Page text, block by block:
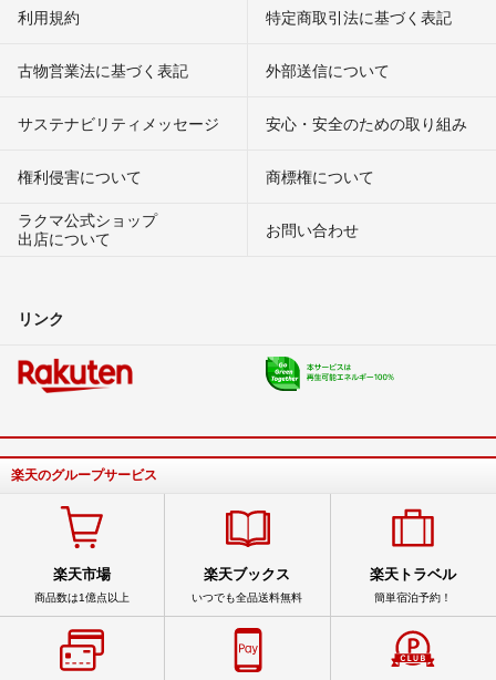
利用規約 特定商取引法に基づく表記
古物営業法に基づく表記 外部送信について
サステナビリティメッセージ 安心・安全のための取り組み
権利侵害について
商標権について
ラクマ公式ショップ
出店について
お問い合わせ
リンク
楽天のグループサービス
楽天市場
商品数は1億点以上
楽天ブックス
いつでも全品送料無料
楽天トラベル
簡単宿泊予約！